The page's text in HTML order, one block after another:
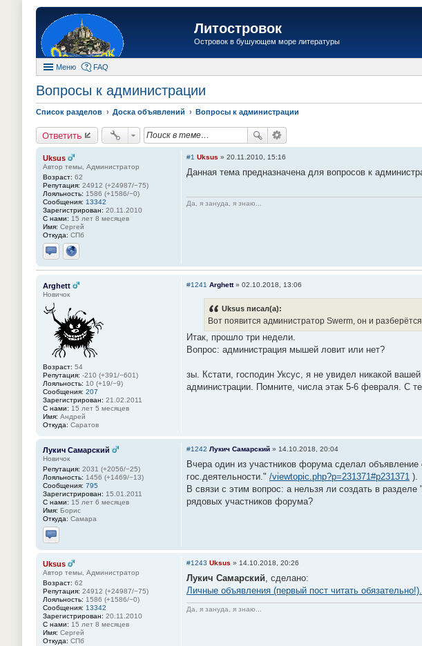
Литостровок
Островок в бушующем море литературы
Меню FAQ
Вопросы к администрации
Список разделов Доска объявлений Вопросы к администрации
Ответить
Uksus
Автор темы, Администратор
Возраст: 62
Репутация: 24912 (+24987/−75)
Лояльность: 1586 (+1586/−0)
Сообщения: 13342
Зарегистрирован: 20.11.2010
С нами: 15 лет 8 месяцев
Имя: Сергей
Откуда: СПб
Отправить личное сообщение
Сайт
#1 Uksus » 20.11.2010, 15:16
Данная тема предназначена для вопросов к
Да, я зануда, я знаю...
Arghett
Новичок
Возраст: 54
Репутация: -210 (+391/−601)
Лояльность: 10 (+19/−9)
Сообщения: 207
Зарегистрирован: 21.02.2011
С нами: 15 лет 5 месяцев
Имя: Андрей
Откуда: Саратов
#1241 Arghett» 02.10.2018, 13:06
Uksus писал(а):
Вот появится администратор Swerm, он и
Итак, прошло три недели.
Вопрос: администрация мышей ловит или нет?
зы. Кстати, господин Уксус, я не увидел никакой
администрации. Помните, числа этак 5-6 февраля. С
Лукич Самарский
Новичок
Репутация: 2031 (+2056/−25)
Лояльность: 1456 (+1469/−13)
Сообщения: 795
Зарегистрирован: 15.01.2011
С нами: 15 лет 6 месяцев
Имя: Борис
Откуда: Самара
Отправить личное сообщение
#1242 Лукич Самарский » 14.10.2018, 20:04
Вчера один из участников форума сделал
гос.деятельности." /viewtopic.php?p=231371#p231371 ).
В связи с этим вопрос: а нельзя ли создать в
рядовых участников форума?
Uksus
Автор темы, Администратор
Возраст: 62
Репутация: 24912 (+24987/−75)
Лояльность: 1586 (+1586/−0)
Сообщения: 13342
Зарегистрирован: 20.11.2010
С нами: 15 лет 8 месяцев
Имя: Сергей
Откуда: СПб
#1243 Uksus » 14.10.2018, 20:26
Лукич Самарский, сделано:
Личные объявления (первый пост читать обязательно!).
Да, я зануда, я знаю...